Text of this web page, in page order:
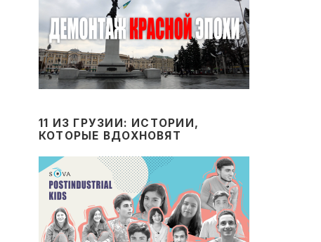
11 ИЗ ГРУЗИИ: ИСТОРИИ,
КОТОРЫЕ ВДОХНОВЯТ